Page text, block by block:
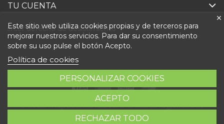
Este sitio web utiliza cookies propias y de terceros para
mejorar nuestros servicios. Para dar su consentimiento
sobre su uso pulse el botón Acepto.
Política de cookies
PERSONALIZAR COOKIES
RECHAZAR TODO
ACEPTO
TU CUENTA
Ejercer derecho de desistimiento
© 2026 - Repuestolandia.es. Una marca registrada de
Abastec S.L. Diseño web:Direfentes